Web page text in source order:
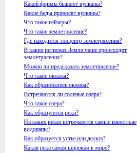
Какой формы бывают вулканы?
Какие беды приносят вулканы?
Что такое гейзеры?
Что такое землетрясение?
Где находится эпицентр землетрясения?
В каких регионах Земли чаше происходят
землетрясения?
Можно ли предсказать землетрясение?
Что такое океаны?
Как образовались океаны?
Встречаются ли соленые озера?
Что такое озера?
Как образуются реки?
На каких реках встречаются самые известные
водопапы?
Как образуется устье или дельта?
Какая река самая широкая в мире?